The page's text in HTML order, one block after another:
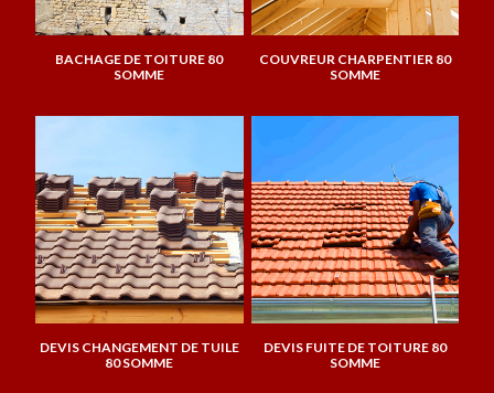
BACHAGE DE TOITURE 80
SOMME
COUVREUR CHARPENTIER 80
SOMME
DEVIS CHANGEMENT DE TUILE
80 SOMME
DEVIS FUITE DE TOITURE 80
SOMME